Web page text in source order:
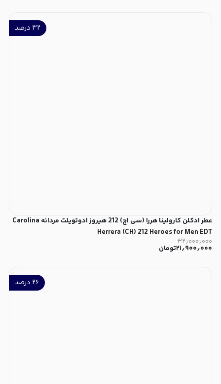
۳۲ درصد
عطر ادکلن کارولینا هررا (سی اچ) 212 هیروز ادوتویلت مردانه Carolina
Herrera (CH) 212 Heroes for Men EDT
۳۲٫۰۰۰٫۰۰۰
۲۱٫۹۰۰٫۰۰۰تومان
۲۶ درصد